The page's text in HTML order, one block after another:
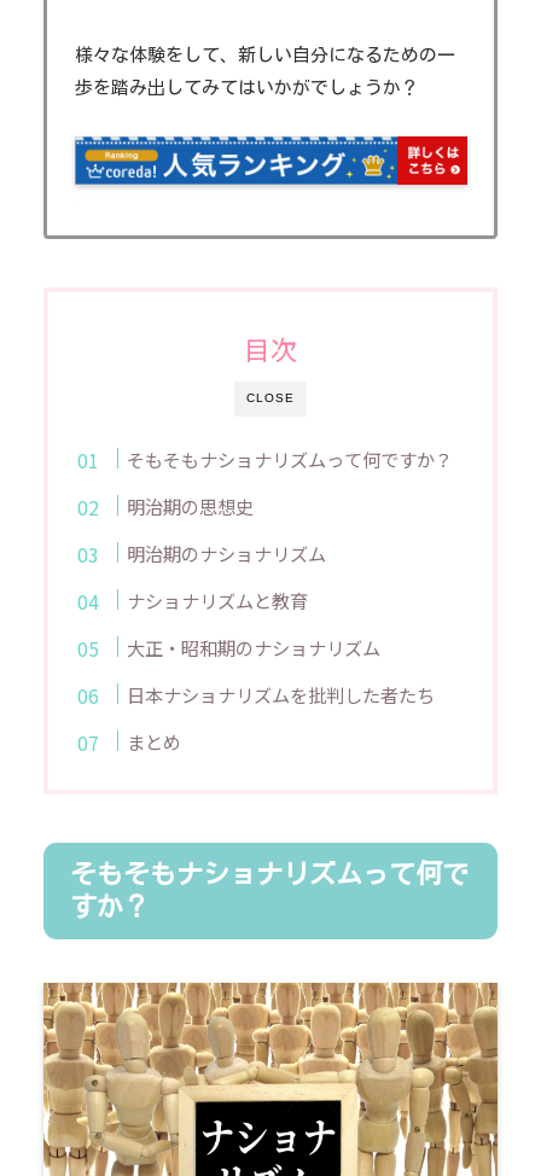
様々な体験をして、新しい自分になるための一
歩を踏み出してみてはいかがでしょうか？
CLOSE
目次
そもそもナショナリズムって何ですか？
明治期の思想史
明治期のナショナリズム
ナショナリズムと教育
大正・昭和期のナショナリズム
日本ナショナリズムを批判した者たち
まとめ
そもそもナショナリズムって何で
すか？